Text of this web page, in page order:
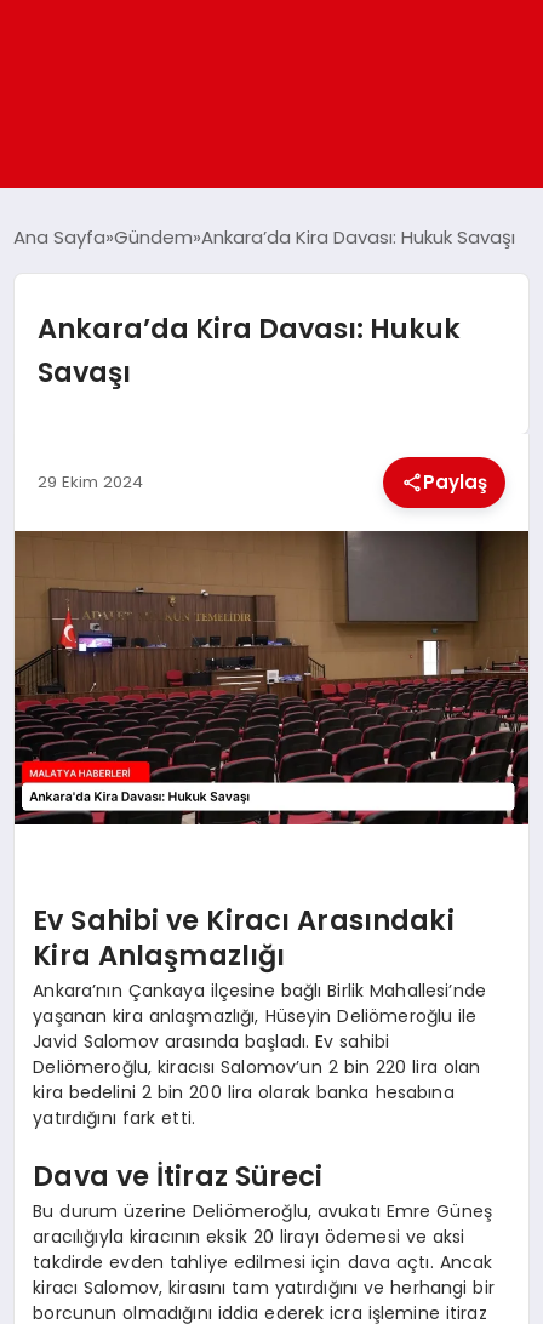
DÜNYA
MAGAZIN
SAĞLIK
SIYASET
SPOR
Ana Sayfa Gündem Ankara’da Kira Davası: Hukuk Savaşı
Ankara’da Kira Davası: Hukuk
Savaşı
29 Ekim 2024 Paylaş
Ev Sahibi ve Kiracı Arasındaki
Kira Anlaşmazlığı
Ankara’nın Çankaya ilçesine bağlı Birlik Mahallesi’nde
yaşanan kira anlaşmazlığı, Hüseyin Deliömeroğlu ile
Javid Salomov arasında başladı. Ev sahibi
Deliömeroğlu, kiracısı Salomov’un 2 bin 220 lira olan
kira bedelini 2 bin 200 lira olarak banka hesabına
yatırdığını fark etti.
Dava ve İtiraz Süreci
Bu durum üzerine Deliömeroğlu, avukatı Emre Güneş
aracılığıyla kiracının eksik 20 lirayı ödemesi ve aksi
takdirde evden tahliye edilmesi için dava açtı. Ancak
kiracı Salomov, kirasını tam yatırdığını ve herhangi bir
borcunun olmadığını iddia ederek icra işlemine itiraz